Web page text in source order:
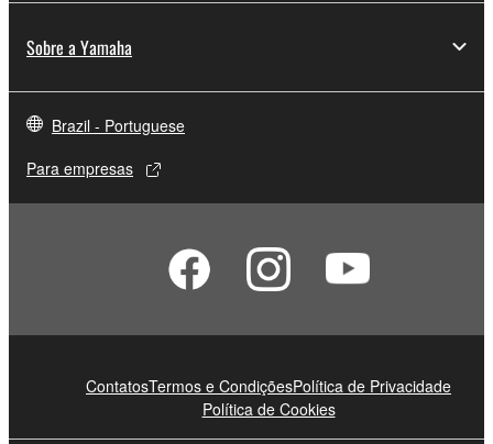
Sobre a Yamaha
Brazil - Portuguese
Para empresas
ContatosTermos e CondiçõesPolítica de Privacidade
Política de Cookies